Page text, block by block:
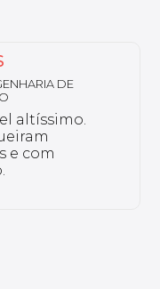
ESTÉTICA
graduação
Não
é
bem